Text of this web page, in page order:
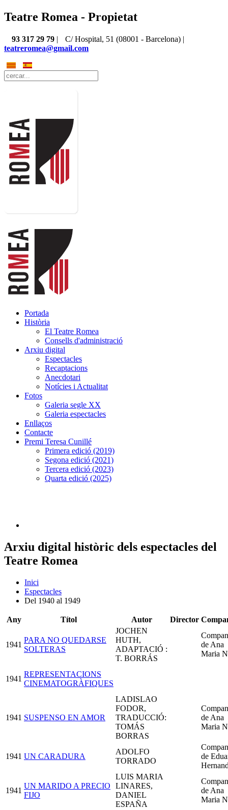
Teatre Romea - Propietat
93 317 29 79 |
C/ Hospital, 51 (08001 - Barcelona) |
teatreromea@gmail.com
Portada
Història
El Teatre Romea
Consells d'administració
Arxiu digital
Espectacles
Recaptacions
Anecdotari
Notícies i Actualitat
Fotos
Galeria segle XX
Galeria espectacles
Enllaços
Contacte
Premi Teresa Cunillé
Primera edició (2019)
Segona edició (2021)
Tercera edició (2023)
Quarta edició (2025)
Arxiu digital històric dels espectacles del
Teatre Romea
Inici
Espectacles
Del 1940 al 1949
Any Títol Autor Director
1941
PARA NO QUEDARSE
SOLTERAS
JOCHEN
HUTH,
ADAPTACIÓ :
T. BORRÁS
de Ana
Maria
1941
REPRESENTACIONS
CINEMATOGRÀFIQUES
1941 SUSPENSO EN AMOR
LADISLAO
FODOR,
TRADUCCIÓ:
TOMÁS
BORRAS
de Ana
Maria
1941 UN CARADURA
ADOLFO
TORRADO
de
1941
UN MARIDO A PRECIO
FIJO
LUIS MARIA
LINARES,
DANIEL
ESPAÑA
de Ana
Maria